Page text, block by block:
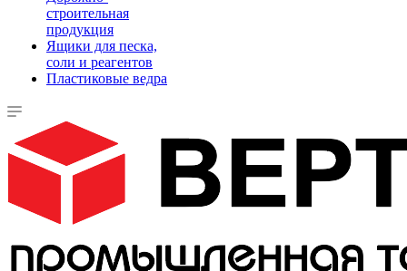
строительная
продукция
Ящики для песка,
соли и реагентов
Пластиковые ведра